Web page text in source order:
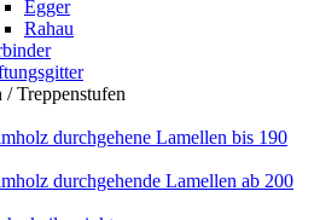
Egger
Rahau
Treppenstufen
durchgehene Lamellen bis 190
durchgehende Lamellen ab 200